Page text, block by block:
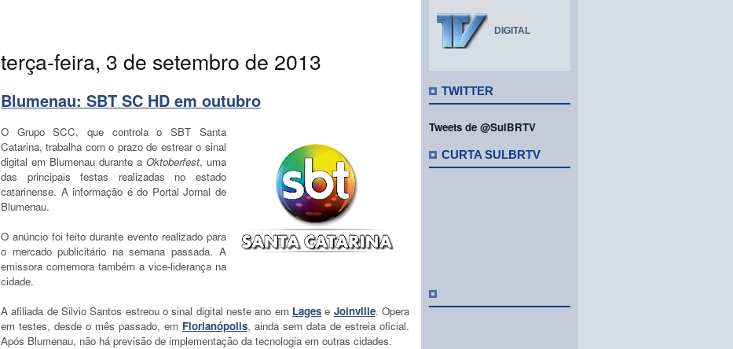
terça-feira, 3 de setembro de 2013
Blumenau: SBT SC HD em outubro
O Grupo SCC, que controla o SBT Santa
Catarina, trabalha com o prazo de estrear o sinal
digital em Blumenau durante a Oktoberfest, uma
das principais festas realizadas no estado
catarinense. A informação é do Portal Jornal de
Blumenau.
O anúncio foi feito durante evento realizado para
o mercado publicitário na semana passada. A
emissora comemora também a vice-liderança na
cidade.
A afiliada de Silvio Santos estreou o sinal digital neste ano em Lages e Joinville. Opera
em testes, desde o mês passado, em Florianópolis, ainda sem data de estreia oficial.
Após Blumenau, não há previsão de implementação da tecnologia em outras cidades.
DIGITAL
TWITTER
Tweets de @SulBRTV
CURTA SULBRTV